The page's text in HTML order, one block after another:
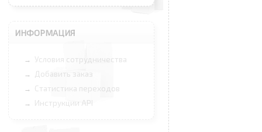
ИНФОРМАЦИЯ
→ Условия сотрудничества
→ Добавить заказ
→ Статистика переходов
→ Инструкции API